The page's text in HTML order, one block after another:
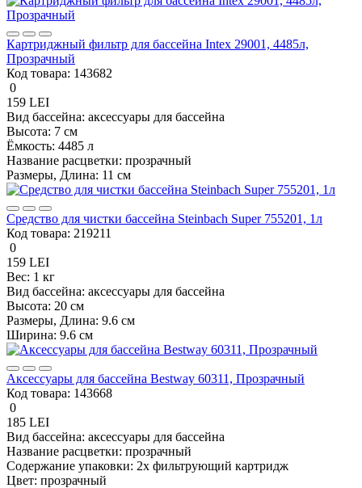
Картриджный фильтр для бассейна Intex 29001, 4485л,
Прозрачный
Код товара: 143682
0
159 LEI
Вид бассейна: аксессуары для бассейна
Высота: 7 см
Ёмкость: 4485 л
Название расцветки: прозрачный
Размеры, Длина: 11 см
Средство для чистки бассейна Steinbach Super 755201, 1л
Код товара: 219211
0
159 LEI
Вес: 1 кг
Вид бассейна: аксессуары для бассейна
Высота: 20 см
Размеры, Длина: 9.6 см
Ширина: 9.6 см
Аксессуары для бассейна Bestway 60311, Прозрачный
Код товара: 143668
0
185 LEI
Вид бассейна: аксессуары для бассейна
Название расцветки: прозрачный
Содержание упаковки: 2x фильтрующий картридж
Цвет: прозрачный